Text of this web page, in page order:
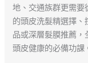
地、交通族群更需要
的頭皮洗髮精選擇
品或深層髮膜推薦
頭皮健康的必備功課